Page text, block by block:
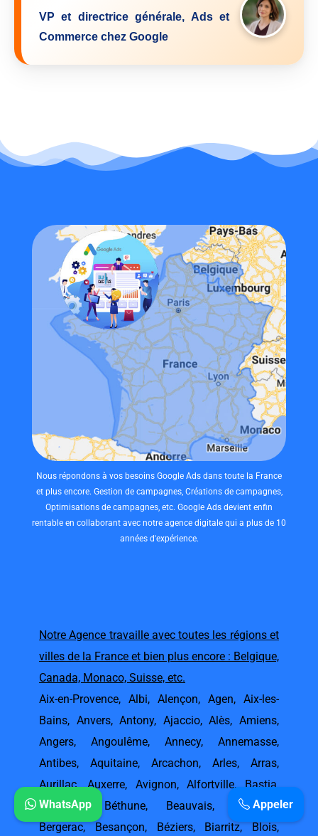
VP et directrice générale, Ads et
Commerce chez Google
Notre Agence travaille avec toutes les régions et
villes de la France et bien plus encore : Belgique,
Canada, Monaco, Suisse, etc.
Aix-en-Provence, Albi, Alençon, Agen, Aix-les-
Bains, Anvers,Antony, Ajaccio,Alès,Amiens,
Angers, Angoulême, Annecy, Annemasse,
Antibes, Aquitaine, Arcachon, Arles, Arras,
Aurillac,Auxerre, Avignon,Alfortville,Bastia,
Bayonne, Béthune, Beauvais, Belgique,
Bergerac,Besançon, Béziers, Biarritz,Blois,
Nous répondons à vos besoins Google Ads dans toute la France
et plus encore. Gestion de campagnes, Créations de campagnes,
Optimisations de campagnes, etc. Google Ads devient enfin
rentable en collaborant avec notre agence digitale qui a plus de 10
années d'expérience.
Appeler
WhatsApp